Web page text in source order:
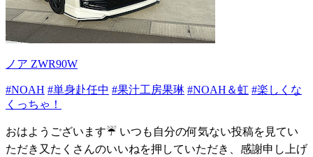
ノア ZWR90W
#NOAH #単身赴任中 #果汁工房果琳 #NOAH＆虹 #楽しくな
くっちゃ！
おはようございます☔️ いつも自分の何気ない投稿を見てい
ただき又たくさんのいいねを押していただき、感謝申し上げ